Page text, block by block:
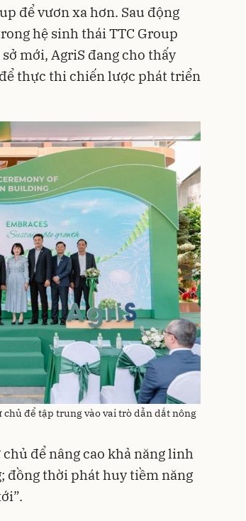
để vươn xa hơn. Sau động
hệ sinh thái TTC Group
mới, AgriS đang cho thấy
thực thi chiến lược phát triển
để tập trung vào vai trò dẫn dắt nông
để nâng cao khả năng linh
đồng thời phát huy tiềm năng